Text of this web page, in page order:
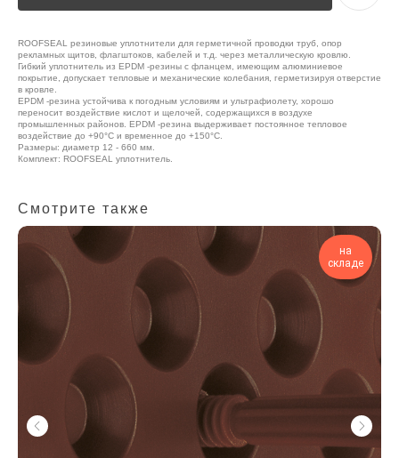
ROOFSEAL резиновые уплотнители для герметичной проводки труб, опор
рекламных щитов, флагштоков, кабелей и т.д. через металлическую кровлю.
Гибкий уплотнитель из EPDM -резины с фланцем, имеющим алюминиевое
покрытие, допускает тепловые и механические колебания, герметизируя отверстие
в кровле.
EPDM -резина устойчива к погодным условиям и ультрафиолету, хорошо
переносит воздействие кислот и щелочей, содержащихся в воздухе
промышленных районов. EPDM -резина выдерживает постоянное тепловое
воздействие до +90°C и временное до +150°C.
Размеры: диаметр 12 - 660 мм.
Комплект: ROOFSEAL уплотнитель.
Смотрите также
на
складе